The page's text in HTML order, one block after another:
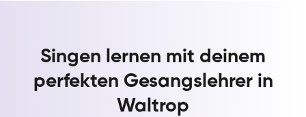
Singen lernen mit deinem
perfekten Gesangslehrer in
Waltrop